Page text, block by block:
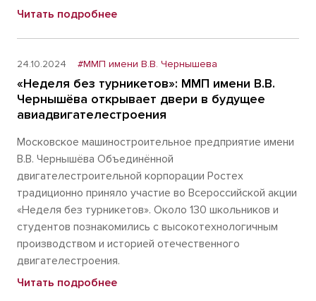
Читать подробнее
24.10.2024 #ММП имени В.В. Чернышева
«Неделя без турникетов»: ММП имени В.В.
Чернышёва открывает двери в будущее
авиадвигателестроения
Московское машиностроительное предприятие имени
В.В. Чернышёва Объединённой
двигателестроительной корпорации Ростех
традиционно приняло участие во Всероссийской акции
«Неделя без турникетов». Около 130 школьников и
студентов познакомились с высокотехнологичным
производством и историей отечественного
двигателестроения.
Читать подробнее